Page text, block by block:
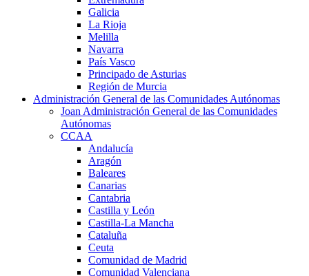
Galicia
La Rioja
Melilla
Navarra
País Vasco
Principado de Asturias
Región de Murcia
Administración General de las Comunidades Autónomas
Joan Administración General de las Comunidades
Autónomas
CCAA
Andalucía
Aragón
Baleares
Canarias
Cantabria
Castilla y León
Castilla-La Mancha
Cataluña
Ceuta
Comunidad de Madrid
Comunidad Valenciana